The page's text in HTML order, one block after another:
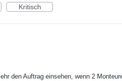
Kritisch
den Auftrag einsehen, wenn 2